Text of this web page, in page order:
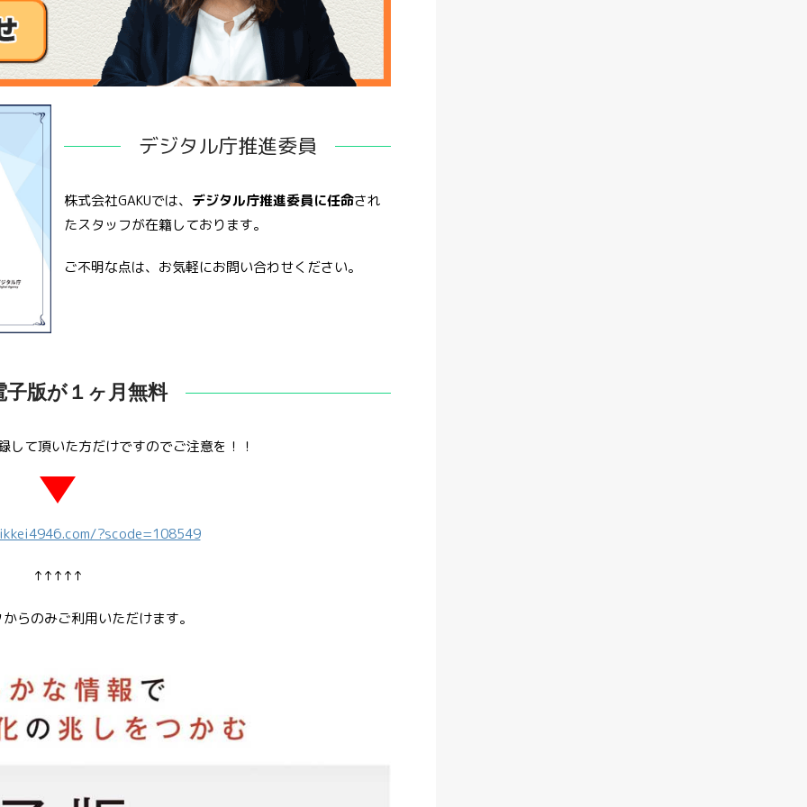
デジタル庁推進委員
株式会社GAKUでは、 デジタル庁推進委員に任命され
たスタッフが在籍しております。
ご不明な点は、お気軽にお問い合わせください。
子版が１ヶ月無料
して頂いた方だけですのでご注意を！！
?scode=108549
↑↑↑↑↑
らのみご利用いただけます。